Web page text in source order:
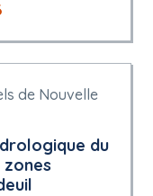
de Nouvelle
du